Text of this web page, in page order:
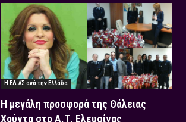
Η ΕΛ.ΑΣ ανά την Ελλάδα
Η μεγάλη προσφορά της Θάλειας
Χούντα στο Α.Τ. Ελευσίνας